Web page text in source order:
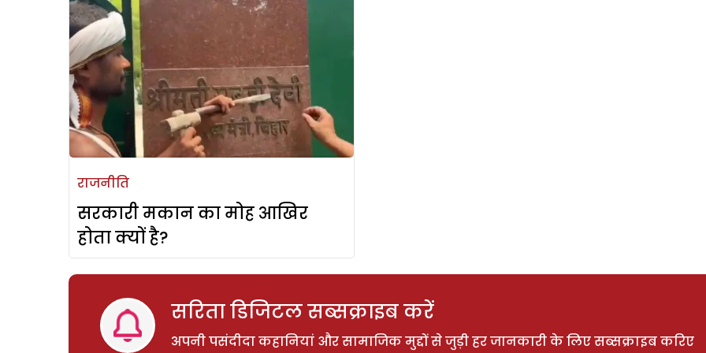
राजनीति
सरकारी मकान का मोह आखिर
होता क्यों है?
सरिता डिजिटल सब्सक्राइब करें
अपनी पसंदीदा कहानियां और सामाजिक मुद्दों से जुड़ी हर जानकारी के लिए सब्सक्राइब करिए